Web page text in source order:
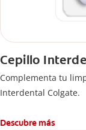
Cepillo
Complementa tu
Interdental Colgate.
Descubre más